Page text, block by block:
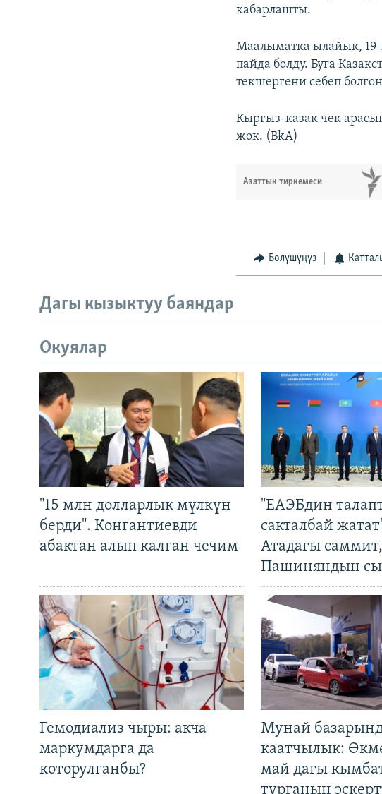
кабарлашты.
Маалыматка ылайык, 19-
пайда болду. Буга
текшергени себеп
Кыргыз-казак чек
жок. (BkA)
Азаттык тиркемеси
Бөлүшүңүз
Дагы кызыктуу баяндар
Окуялар
"15 млн долларлык мүлкүн
берди". Конгантиевди
абактан алып калган чечим
"ЕАЭБдин
сакталбай
Атадагы саммит,
Пашиняндын
Гемодиализ чыры: акча
маркумдарга да
которулганбы?
Мунай
каатчылык:
май дагы
турганын